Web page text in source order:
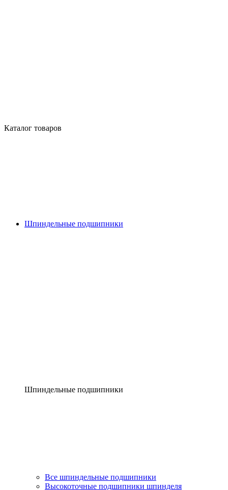
Каталог товаров
Шпиндельные подшипники
Шпиндельные подшипники
Все шпиндельные подшипники
Высокоточные подшипники шпинделя